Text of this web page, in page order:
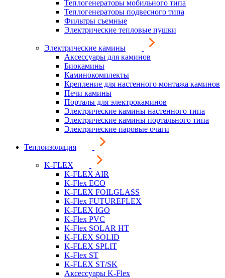
Теплогенераторы мобильного типа
Теплогенераторы подвесного типа
Фильтры съемные
Электрические тепловые пушки
Электрические камины
Аксессуары для каминов
Биокамины
Каминокомплекты
Крепление для настенного монтажа каминов
Печи камины
Порталы для электрокаминов
Электрические камины настенного типа
Электрические камины портального типа
Электрические паровые очаги
Теплоизоляция
K-FLEX
K-FLEX AIR
K-Flex ECO
K-FLEX FOILGLASS
K-Flex FUTUREFLEX
K-FLEX IGO
K-Flex PVC
K-Flex SOLAR HT
K-FLEX SOLID
K-FLEX SPLIT
K-Flex ST
K-FLEX ST/SK
Аксессуары K-Flex